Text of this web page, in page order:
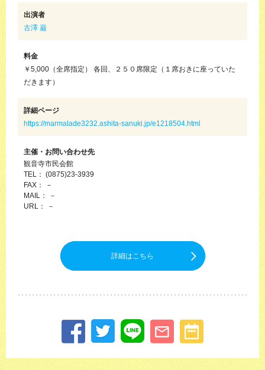
出演者
古澤 巌
料金
￥5,000（全席指定） 各回、２５０席限定（１席おきに座っていた
だきます）
詳細ページ
https://marmalade3232.ashita-sanuki.jp/e1218504.html
主催・お問い合わせ先
観音寺市民会館
TEL： (0875)23-3939
FAX： －
MAIL： －
URL： －
詳細はこちら